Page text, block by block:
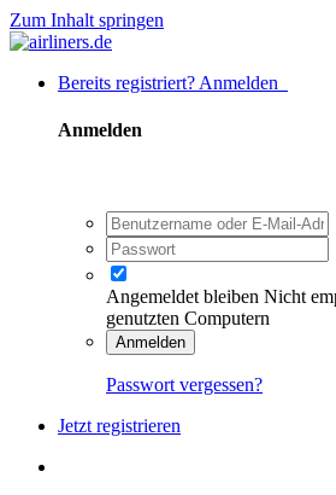
Zum Inhalt springen
Bereits registriert? Anmelden
Anmelden
Angemeldet bleiben Nicht
genutzten Computern
Anmelden
Passwort vergessen?
Jetzt registrieren